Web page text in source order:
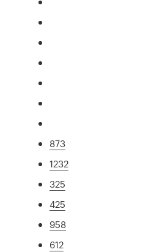
873
1232
325
425
958
612